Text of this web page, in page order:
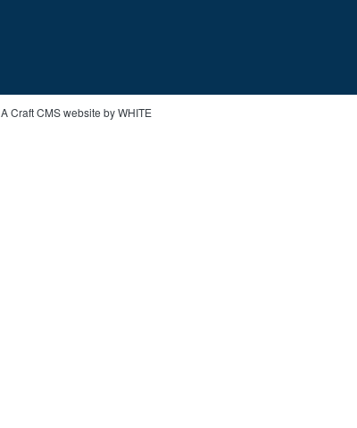
A Craft CMS website by WHITE